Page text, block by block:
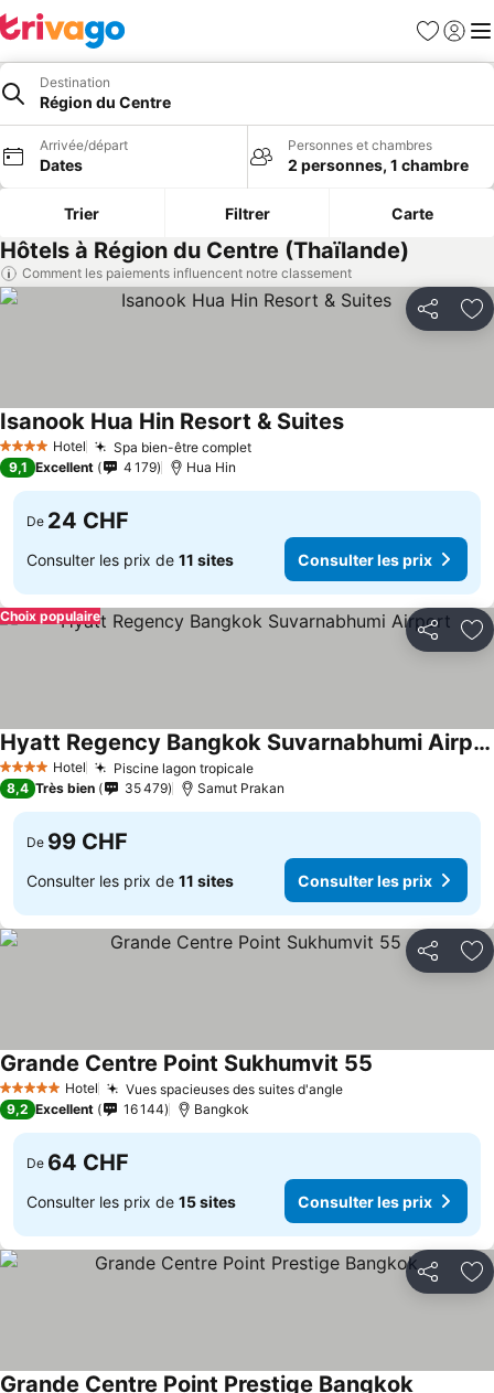
Favoris
Se
Destination
Région du Centre
Arrivée/départ
Dates
Personnes et chambres
2 personnes, 1 chambre
Trier Filtrer Carte
Hôtels à Région du Centre (Thaïlande)
Comment les paiements influencent notre classement
Partager
4 Étoiles Hotel Spa bien-être completConsulter les prix
Isanook Hua Hin Resort & SuitesConsulter les prix
9,1 Excellent 4 179 Hua Hin
De 24 CHF
Consulter les prix de 11 sites Consulter les prix
Partager
Choix populaire
4 Étoiles Hotel Piscine lagon tropicaleConsulter les prix
Hyatt Regency Bangkok Suvarnabhumi Airport
Consulter les prix
8,4 Très bien 35 479 Samut Prakan
De 99 CHF
Consulter les prix de 11 sites Consulter les prix
Partager
5 Étoiles Hotel Vues spacieuses des suites d'angleConsulter les prix
Grande Centre Point Sukhumvit 55
9,2 Excellent 16 144 Bangkok
De 64 CHF
Consulter les prix de 15 sites Consulter les prix
Partager
Grande Centre Point Prestige Bangkok